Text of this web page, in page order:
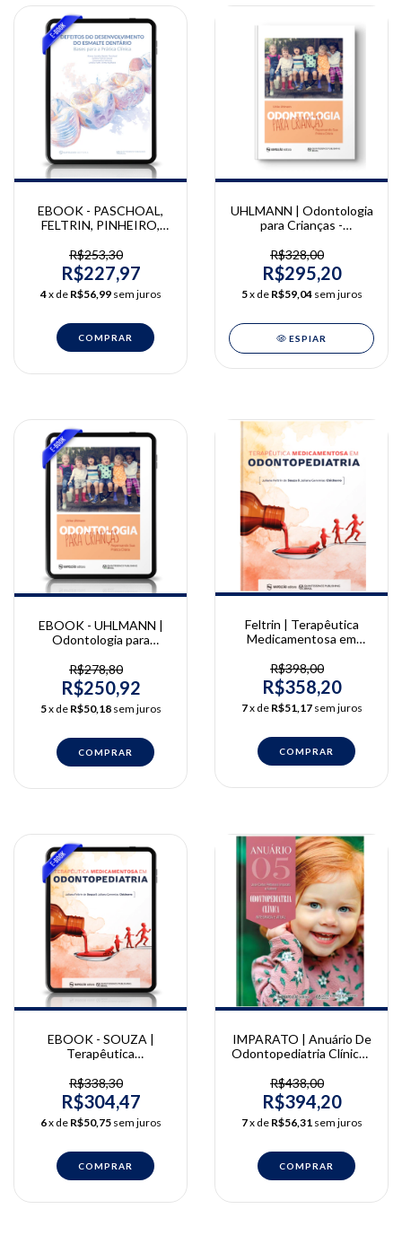
EBOOK - PASCHOAL,
FELTRIN, PINHEIRO,
Desenvolvimento do
Esmalte Dentário | Marco
Paschoal, Juliana Feltrin,
Emanuella, Letícia
R$253,30
R$227,97
4x de R$56,99 sem juros
UHLMANN | Odontologia
para Crianças -
Diária | Ulrike Uhlmann
R$328,00
R$295,20
5x de R$59,04 sem juros
ESPIAR
EBOOK - UHLMANN |
Odontologia para
sua Prática Diária | Ulrike
Uhlmann
R$278,80
R$250,92
5x de R$50,18 sem juros
Feltrin | Terapêutica
Medicamentosa em
Feltrin de Souza e Juliana
Geremias Chichorro
R$398,00
R$358,20
7x de R$51,17 sem juros
EBOOK - SOUZA |
Terapêutica
Odontopediatria | Juliana
Feltrin de Souza e Juliana
Geremias Chichorro
R$338,30
R$304,47
6x de R$50,75 sem juros
IMPARATO | Anuário De
Odontopediatria Clínica -
José Carlos Pettorossi
Imparato
R$438,00
R$394,20
7x de R$56,31 sem juros